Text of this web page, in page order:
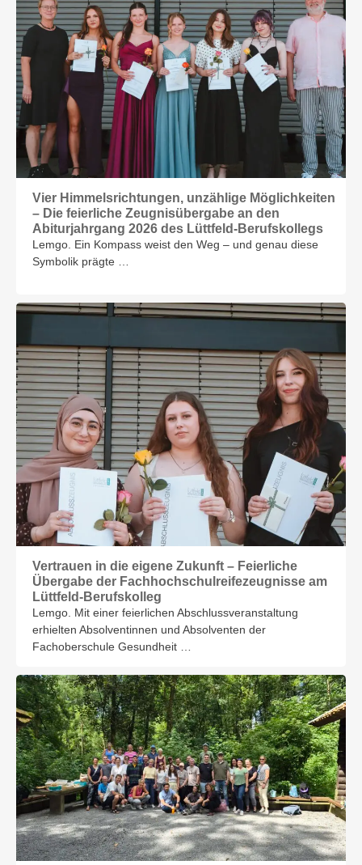
Vier Himmelsrichtungen, unzählige Möglichkeiten
– Die feierliche Zeugnisübergabe an den
Abiturjahrgang 2026 des Lüttfeld-Berufskollegs
Lemgo. Ein Kompass weist den Weg – und genau diese
Symbolik prägte …
Vertrauen in die eigene Zukunft – Feierliche
Übergabe der Fachhochschulreifezeugnisse am
Lüttfeld-Berufskolleg
Lemgo. Mit einer feierlichen Abschlussveranstaltung
erhielten Absolventinnen und Absolventen der
Fachoberschule Gesundheit …